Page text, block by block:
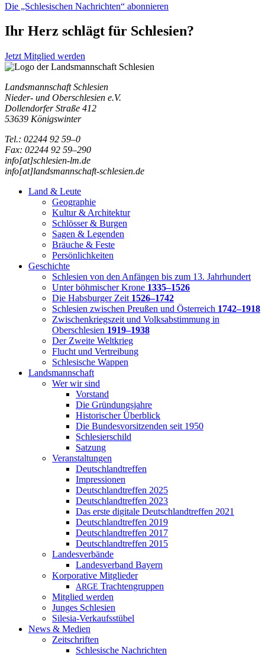
Die „Schlesischen Nachrichten“ abonnieren
Ihr Herz schlägt für Schlesien?
Jetzt Mitglied werden
Landsmannschaft Schlesien
Nieder- und Oberschlesien e.V.
Dollendorfer Straße 412
53639 Königswinter
Tel.: 02244 92 59–0
Fax: 02244 92 59–290
info[at]schlesien-lm.de
info[at]landsmannschaft-schlesien.de
Land & Leute
Geographie
Kultur & Architektur
Schlösser & Burgen
Sagen & Legenden
Bräuche & Feste
Persönlichkeiten
Geschichte
Schlesien von den Anfängen bis zum 13. Jahrhundert
Unter böhmischer Krone 1335–1526
Die Habsburger Zeit 1526–1742
Schlesien zwischen Preußen und Österreich 1742–1918
Zwischenkriegszeit und Volksabstimmung in
Oberschlesien 1919–1938
Der Zweite Weltkrieg
Flucht und Vertreibung
Schlesische Wappen
Landsmannschaft
Wer wir sind
Vorstand
Die Gründungsjahre
Historischer Überblick
Die Bundesvorsitzenden seit 1950
Schlesierschild
Satzung
Veranstaltungen
Deutschlandtreffen
Impressionen
Deutschlandtreffen 2025
Deutschlandtreffen 2023
Das erste digitale Deutschlandtreffen 2021
Deutschlandtreffen 2019
Deutschlandtreffen 2017
Deutschlandtreffen 2015
Landesverbände
Landesverband Bayern
Korporative Mitglieder
ARGE Trachtengruppen
Mitglied werden
Junges Schlesien
Silesia-Verkaufsstübel
News & Medien
Zeitschriften
Schlesische Nachrichten